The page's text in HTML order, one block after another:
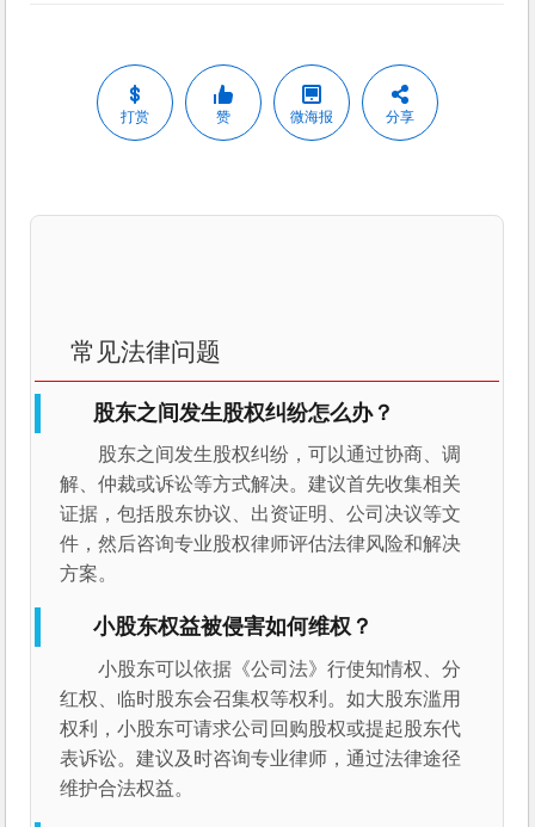
打赏 赞 微海报 分享
常见法律问题
股东之间发生股权纠纷怎么办？
股东之间发生股权纠纷，可以通过协商、调
解、仲裁或诉讼等方式解决。建议首先收集相关
证据，包括股东协议、出资证明、公司决议等文
件，然后咨询专业股权律师评估法律风险和解决
方案。
小股东权益被侵害如何维权？
小股东可以依据《公司法》行使知情权、分
红权、临时股东会召集权等权利。如大股东滥用
权利，小股东可请求公司回购股权或提起股东代
表诉讼。建议及时咨询专业律师，通过法律途径
维护合法权益。